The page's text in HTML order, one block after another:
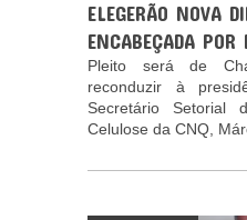
ELEGERÃO NOVA
ENCABEÇADA
Pleito será de
reconduzir à
Secretário Setorial
Celulose da CNQ,